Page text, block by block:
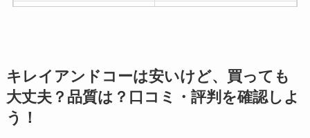
を紹介！
パリミキの値段が高
キレイアンドコーは安いけど、買っても
大丈夫？品質は？口コミ・評判を確認しよ
う！